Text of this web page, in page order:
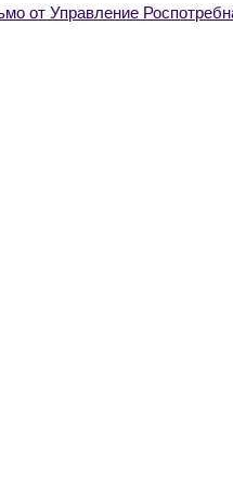
от Управление